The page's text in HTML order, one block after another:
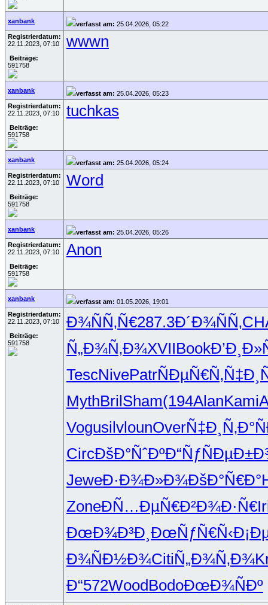
xanbank verfasst am: 25.04.2026, 05:22
Registrierdatum:
22.11.2023, 07:10
Beiträge:
591758
wwwn
xanbank verfasst am: 25.04.2026, 05:23
Registrierdatum:
22.11.2023, 07:10
Beiträge:
591758
tuchkas
xanbank verfasst am: 25.04.2026, 05:24
Registrierdatum:
22.11.2023, 07:10
Beiträge:
591758
Word
xanbank verfasst am: 25.04.2026, 05:26
Registrierdatum:
22.11.2023, 07:10
Beiträge:
591758
Anon
xanbank verfasst am: 01.05.2026, 19:01
Registrierdatum:
22.11.2023, 07:10
Beiträge:
591758
Ð¾ÑÑ‚Ñ€287.3Ð´Ð¾ÑÑ‚
Ñ„Ð¾Ñ‚Ð¾XVIIBook
TescNivePatrÑÐµÑ€Ñ‚
MythBril Sham(194AlanKami
Vogusilv lounOverÑ‡Ð¸Ñ‚Ð°
CircÐšÐ°ÑˆÐºÐ“ÑƒÑÐµ
JeweÐ·Ð¾Ð»Ð¾ÐšÐ°Ñ€Ð°
ZoneÐ­Ñ…ÐµÑ€Ð²Ð¾Ð·Ñ€
ÐœÐ¾Ð³Ð¸ ÐœÑƒÑ€Ñ‹
Ð¾ÑÐ½Ð¾CitiÑ„Ð¾Ñ‚Ð¾
Ð“572WoodBodoÐœÐ¾ÑÐº